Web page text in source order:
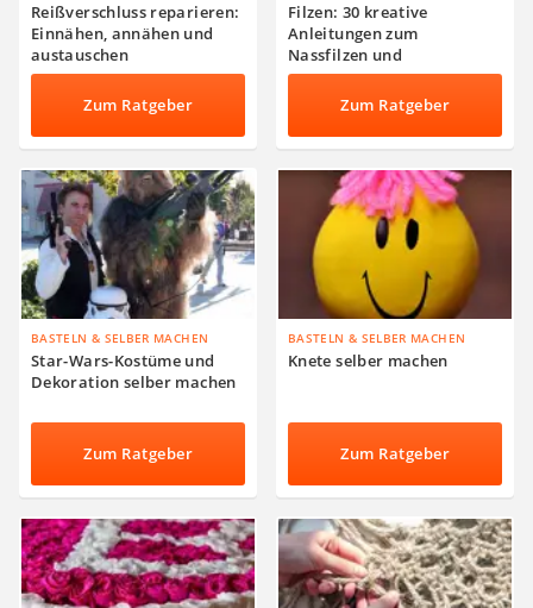
Reißverschluss reparieren:
Einnähen, annähen und
austauschen
Zum Ratgeber
Filzen: 30 kreative
Anleitungen zum
Nassfilzen und
Trockenfilzen
Zum Ratgeber
BASTELN & SELBER MACHEN
Star-Wars-Kostüme und
Dekoration selber machen
Zum Ratgeber
BASTELN & SELBER MACHEN
Knete selber machen
Zum Ratgeber